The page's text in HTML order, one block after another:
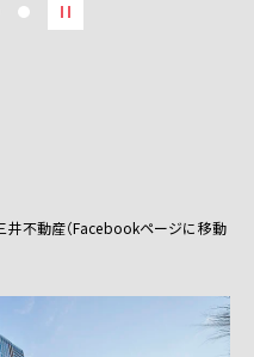
井不動産（Facebookページに移動